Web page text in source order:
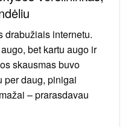
drabužiais internetu.
bet kartu augo ir
skausmas buvo
per daug, pinigai
– prarasdavau